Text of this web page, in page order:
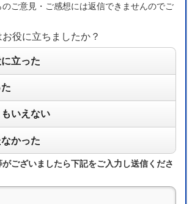
ご意見・ご感想には返信できませんのでご
役に立ちましたか？
立った
いえない
かった
ございましたら下記をご入力し送信くださ